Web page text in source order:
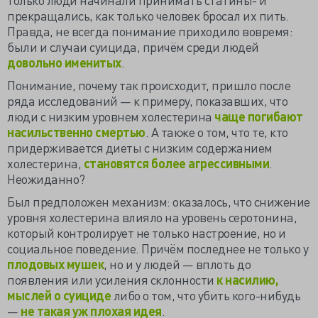
прекращались, как только человек бросал их пить.
Правда, не всегда понимание приходило вовремя:
были и случаи суицида, причём среди людей
довольно именитых.
Понимание, почему так происходит, пришло после
ряда исследований — к примеру, показавших, что
люди с низким уровнем холестерина чаще погибают
насильственно смертью . А также о том, что те, кто
придерживается диеты с низким содержанием
холестерина, становятся более агрессивными
Неожиданно?
Был предположен механизм: оказалось, что снижение
уровня холестерина влияло на уровень серотонина,
который контролирует не только настроение, но и
социальное поведение. Причём последнее не только у
плодовых мушек, но и у людей — вплоть до
появления или усиления склонности к насилию,
мыслей о суициде либо о том, что убить кого-нибудь
— не такая уж плохая идея